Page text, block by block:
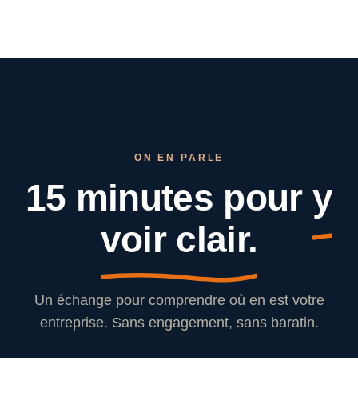
ON EN PARLE
15 minutes pour y
voir clair.
Un échange pour comprendre où en est votre
entreprise. Sans engagement, sans baratin.